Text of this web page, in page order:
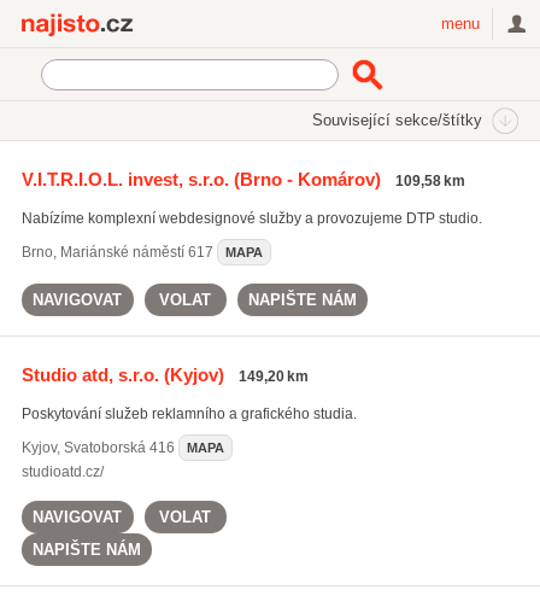
menu
Související sekce/štítky
grafické návrhy(2572)
potisk reklamních předmětů(832)
Všechny související štítky
V.I.T.R.I.O.L. invest, s.r.o.(Brno - Komárov) 109,58 km
Nabízíme komplexní webdesignové služby a provozujeme DTP studio.
Brno, Mariánské náměstí 617 MAPA
NAVIGOVAT VOLAT NAPIŠTE NÁM
Studio atd, s.r.o.(Kyjov) 149,20 km
Poskytování služeb reklamního a grafického studia.
Kyjov, Svatoborská 416 MAPA
studioatd.cz/
NAVIGOVAT
VOLAT
NAPIŠTE NÁM